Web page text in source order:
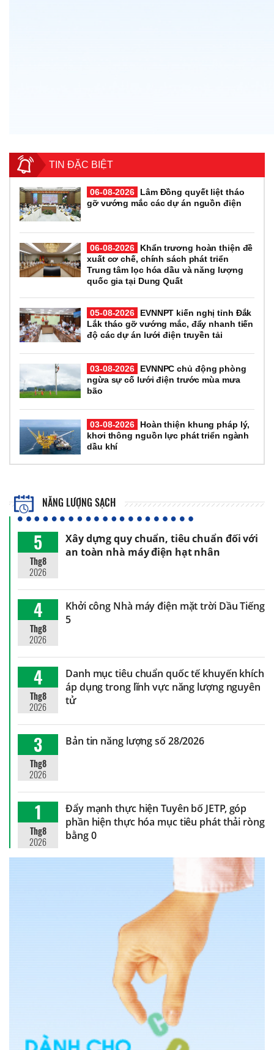
TIN ĐẶC BIỆT
06-08-2026
Lâm Đồng quyết liệt tháo
gỡ vướng mắc các dự án nguồn điện
06-08-2026
Khẩn trương hoàn thiện đề
xuất cơ chế, chính sách phát triển
Trung tâm lọc hóa dầu và năng lượng
quốc gia tại Dung Quất
05-08-2026
EVNNPT kiến nghị tỉnh Đắk
Lắk tháo gỡ vướng mắc, đẩy nhanh tiến
độ các dự án lưới điện truyền tải
03-08-2026
EVNNPC chủ động phòng
ngừa sự cố lưới điện trước mùa mưa
bão
03-08-2026
Hoàn thiện khung pháp lý,
khơi thông nguồn lực phát triển ngành
dầu khí
NĂNG LƯỢNG SẠCH
5
Thg8
2026
Xây dựng quy chuẩn, tiêu chuẩn đối với
an toàn nhà máy điện hạt nhân
4
Thg8
2026
Khởi công Nhà máy điện mặt trời Dầu Tiếng
5
4
Thg8
2026
Danh mục tiêu chuẩn quốc tế khuyến khích
áp dụng trong lĩnh vực năng lượng nguyên
tử
3
Thg8
2026
Bản tin năng lượng số 28/2026
1
Thg8
2026
Đẩy mạnh thực hiện Tuyên bố JETP, góp
phần hiện thực hóa mục tiêu phát thải ròng
bằng 0